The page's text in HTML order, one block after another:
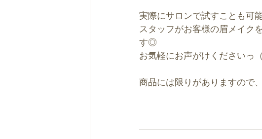
実際にサロンで試すことも可
スタッフがお客様の眉メイク
す◎
お気軽にお声がけくださいっ（
商品には限りがありますので